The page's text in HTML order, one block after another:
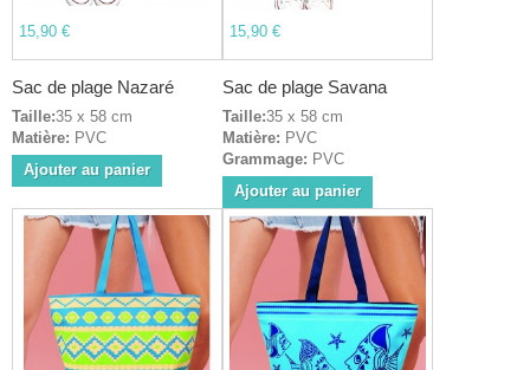
15,90 €
Sac de plage Nazaré
Taille:35 x 58 cm
Matière: PVC
Ajouter au panier
15,90 €
Sac de plage Savana
Taille:35 x 58 cm
Matière: PVC
Grammage: PVC
Ajouter au panier